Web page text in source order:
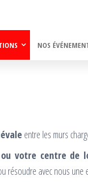
NOS
entre les murs
votre centre de
résoudre avec nous une